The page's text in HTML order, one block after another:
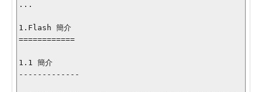
...
1.Flash 簡介
============
1.1 簡介
-------------